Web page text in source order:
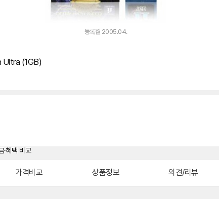
등록월 2005.04.
Ultra (1GB)
가격비교 상품정보 의견/리뷰